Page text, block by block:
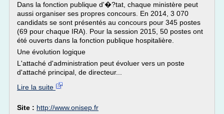
Dans la fonction publique d'�?tat, chaque ministère peut
aussi organiser ses propres concours. En 2014, 3 070
candidats se sont présentés au concours pour 345 postes
(69 pour chaque IRA). Pour la session 2015, 50 postes ont
été ouverts dans la fonction publique hospitalière.
Une évolution logique
L'attaché d'administration peut évoluer vers un poste
d'attaché principal, de directeur...
Lire la suite
Site : http://www.onisep.fr